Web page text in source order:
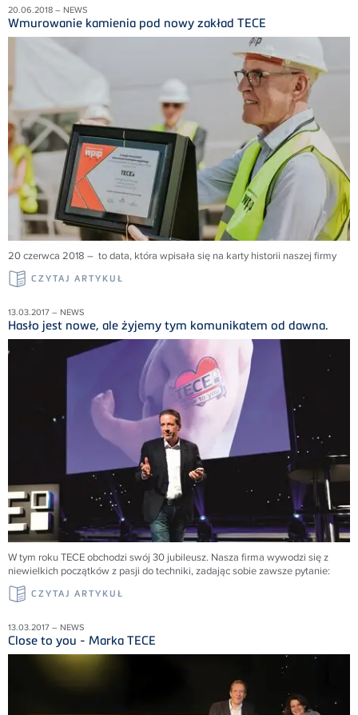
20.06.2018 – NEWS
Wmurowanie kamienia pod nowy zakład TECE
20 czerwca 2018 – to data, która wpisała się na karty historii naszej firmy
CZYTAJ ARTYKUŁ
13.03.2017 – NEWS
Hasło jest nowe, ale żyjemy tym komunikatem od dawna.
W tym roku TECE obchodzi swój 30 jubileusz. Nasza firma wywodzi się z
niewielkich początków z pasji do techniki, zadając sobie zawsze pytanie:
CZYTAJ ARTYKUŁ
13.03.2017 – NEWS
Close to you - Marka TECE